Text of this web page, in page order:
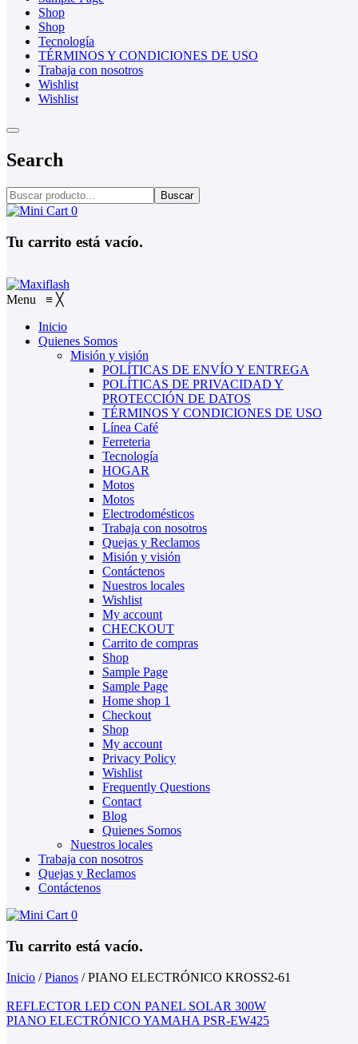
Shop
Shop
Tecnología
TÉRMINOS Y CONDICIONES DE USO
Trabaja con nosotros
Wishlist
Wishlist
Search
Buscar
0
Tu carrito está vacío.
Menu ≡ ╳
Inicio
Quienes Somos
Misión y visión
POLÍTICAS DE ENVÍO Y ENTREGA
POLÍTICAS DE PRIVACIDAD Y
PROTECCIÓN DE DATOS
TÉRMINOS Y CONDICIONES DE USO
Línea Café
Ferreteria
Tecnología
HOGAR
Motos
Motos
Electrodomésticos
Trabaja con nosotros
Quejas y Reclamos
Misión y visión
Contáctenos
Nuestros locales
Wishlist
My account
CHECKOUT
Carrito de compras
Shop
Sample Page
Sample Page
Home shop 1
Checkout
Shop
My account
Privacy Policy
Wishlist
Frequently Questions
Contact
Blog
Quienes Somos
Nuestros locales
Trabaja con nosotros
Quejas y Reclamos
Contáctenos
0
Tu carrito está vacío.
Inicio / Pianos /PIANO ELECTRÓNICO KROSS2-61
REFLECTOR LED CON PANEL SOLAR 300W
PIANO ELECTRÓNICO YAMAHA PSR-EW425